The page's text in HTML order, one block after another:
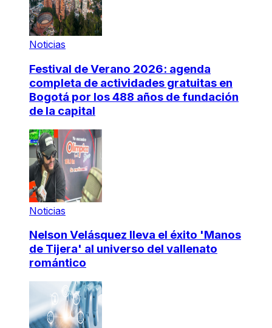
Noticias
Festival de Verano 2026: agenda
completa de actividades gratuitas en
Bogotá por los 488 años de fundación
de la capital
Noticias
Nelson Velásquez lleva el éxito 'Manos
de Tijera' al universo del vallenato
romántico